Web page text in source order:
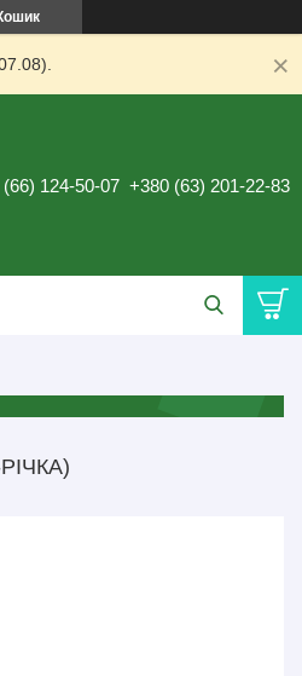
124-50-07 +380 (63) 201-22-83